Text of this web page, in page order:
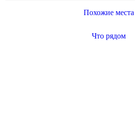
Похожие места
Что рядом